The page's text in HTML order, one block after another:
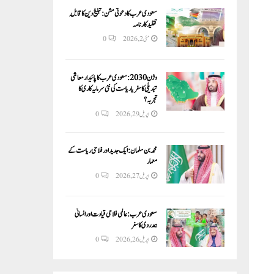
سعودی عرب کا دعوتی مشن: تبلیغ دین کا قابلِ
تقلید کارنامہ
مئی 2, 2026 0
وژن 2030:سعودی عرب کا پائیدار معاشی
تبدیلی کا سفر یا ریاست کی نئی سرمایہ کاری کا
تجربہ؟
اپریل 29, 2026 0
محمد بن سلمان: ایک جدید اور فلاحی ریاست کے
معمار
اپریل 27, 2026 0
سعودی عرب: عالمی فلاحی قیادت اور انسانی
ہمدردی کا سفر
اپریل 26, 2026 0